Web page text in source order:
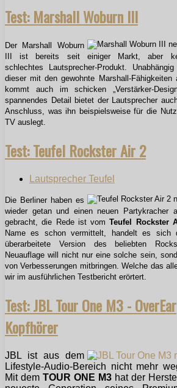
Test: Marshall Woburn III
Der Marshall Woburn
III ist bereits seit einiger Markt, aber
schlechtes Lautsprecher-Produkt.
dieser mit den gewohnte Marshall-Fähigkeiten
kommt auch im schicken „Verstärker-
spannendes Detail bietet der Lautsprecher
Anschluss, was ihn beispielsweise für die
TV auslegt.
Test: Teufel Rockster Air 2
Lautsprecher Teufel
Die Berliner haben es
wieder getan und einen neuen Partykracher
gebracht, die Rede ist vomTeufel Rockster
Name es schon vermittelt, handelt es sich
überarbeitete Version des beliebten
Neuauflage will nicht nur eine solche sein,
von Verbesserungen mitbringen. Welche das
wir im ausführlichen Testbericht erörtert.
Test: JBL Tour One M3 - OverEar
Kopfhörer
JBL ist aus dem
Lifestyle-Audio-Bereich nicht mehr
Mit dem TOUR ONE M3hat der